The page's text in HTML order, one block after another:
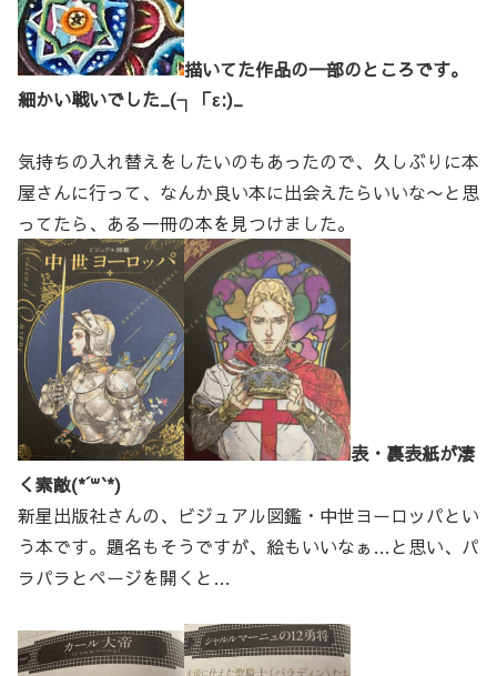
描いてた作品の一部のところです。
細かい戦いでした_(┐「ε:)_
気持ちの入れ替えをしたいのもあったので、久しぶりに本
屋さんに行って、なんか良い本に出会えたらいいな〜と思
ってたら、ある一冊の本を見つけました。
表・裏表紙が凄
く素敵(*´꒳`*)
新星出版社さんの、ビジュアル図鑑・中世ヨーロッパとい
う本です。題名もそうですが、絵もいいなぁ…と思い、パ
ラパラとページを開くと…